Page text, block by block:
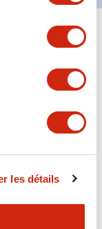
les détails
Tout développer+